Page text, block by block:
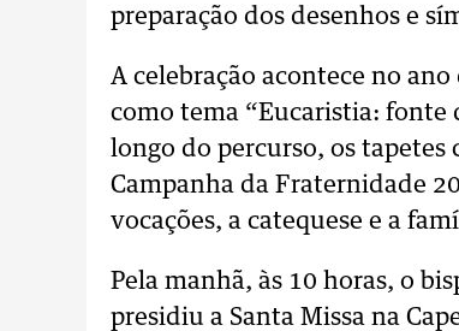
preparação dos desenhos e
A celebração acontece no
como tema “Eucaristia: fonte
longo do percurso, os
Campanha da Fraternidade
vocações, a catequese e a
Pela manhã, às 10 horas, o
presidiu a Santa Missa na